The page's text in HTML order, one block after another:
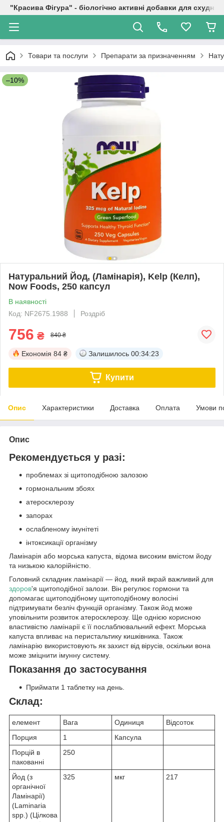
"Красива Фігура" - біологічно активні добавки для
Товари та послуги Препарати за призначенням
–10%
Натуральний Йод, (Ламінарія), Kelp (Келп),
Now Foods, 250 капсул
В наявності
Код: NF2675.1988
Роздріб
756 ₴ 840 ₴
Економія 84 ₴ Залишилось 00:34:23
Купити
Опис Характеристики Доставка Оплата Умови
Опис
Рекомендується у разі:
проблемах зі щитоподібною залозою
гормональним збоях
атеросклерозу
запорах
ослабленому імунітеті
інтоксикації організму
Ламінарія або морська капуста, відома високим вмістом йоду
та низькою калорійністю.
Головний складник ламінарії — йод, який вкрай важливий для
здоров'я щитоподібної залози. Він регулює гормони та
допомагає щитоподібному щитоподібному волосіні
підтримувати безліч функцій організму. Також йод може
уповільнити розвиток атеросклерозу. Ще однією корисною
властивістю ламінарії є її послаблювальний ефект. Морська
капуста впливає на перистальтику кишківника. Також
ламінарію використовують як захист від вірусів, оскільки вона
може зміцнити імунну систему.
Показання до застосування
Приймати 1 таблетку на день.
Склад:
елемент Вага Одиниця
Відсоток
Порция
1
Капсула
Порцій в
пакованні
250
Йод (з
органічної
Ламінарії)
(Laminaria
spp.) (Цілкова
325 мкг 217